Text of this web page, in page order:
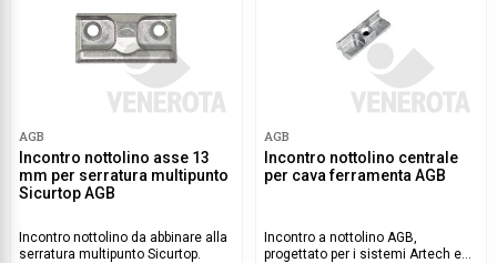
AGB
Incontro nottolino asse 13
mm per serratura multipunto
Sicurtop AGB
Incontro nottolino da abbinare alla
serratura multipunto Sicurtop.
AGB
Incontro nottolino centrale
per cava ferramenta AGB
Incontro a nottolino AGB,
progettato per i sistemi Artech e